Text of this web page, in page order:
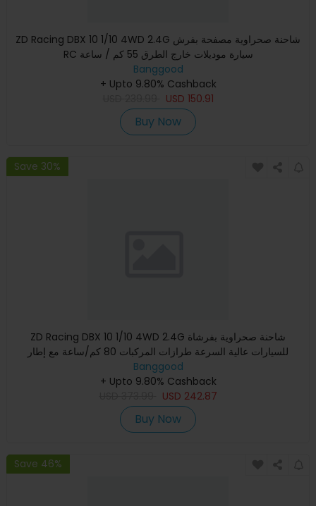
ZD Racing DBX 10 1/10 4WD 2.4G شاحنة صحراوية مصفحة بفرش
RC سيارة موديلات خارج الطرق 55 كم / ساعة
Banggood
+ Upto 9.80% Cashback
USD 150.91
Buy Now
Save 30%
ZD Racing DBX 10 1/10 4WD 2.4G شاحنة صحراوية بفرشاة
للسيارات عالية السرعة طرازات المركبات 80 كم/ساعة مع إطار
احتياطي
Banggood
+ Upto 9.80% Cashback
USD 242.87
Buy Now
Save 46%